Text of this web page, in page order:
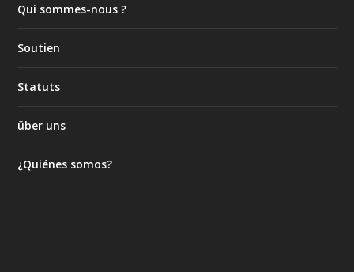
Qui sommes-nous ?
Soutien
Statuts
über uns
¿Quiénes somos?